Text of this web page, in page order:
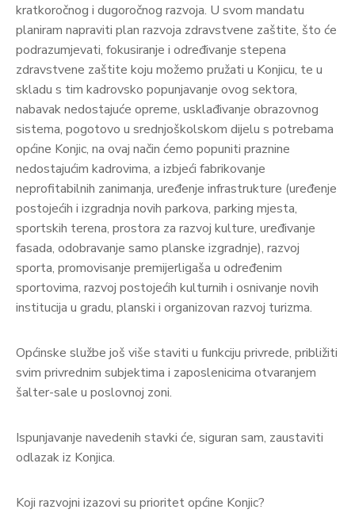
kratkoročnog i dugoročnog razvoja. U svom mandatu
planiram napraviti plan razvoja zdravstvene zaštite, što će
podrazumjevati, fokusiranje i određivanje stepena
zdravstvene zaštite koju možemo pružati u Konjicu, te u
skladu s tim kadrovsko popunjavanje ovog sektora,
nabavak nedostajuće opreme, usklađivanje obrazovnog
sistema, pogotovo u srednjoškolskom dijelu s potrebama
općine Konjic, na ovaj način ćemo popuniti praznine
nedostajućim kadrovima, a izbjeći fabrikovanje
neprofitabilnih zanimanja, uređenje infrastrukture (uređenje
postojećih i izgradnja novih parkova, parking mjesta,
sportskih terena, prostora za razvoj kulture, uređivanje
fasada, odobravanje samo planske izgradnje), razvoj
sporta, promovisanje premijerligaša u određenim
sportovima, razvoj postojećih kulturnih i osnivanje novih
institucija u gradu, planski i organizovan razvoj turizma.
Općinske službe još više staviti u funkciju privrede, približiti
svim privrednim subjektima i zaposlenicima otvaranjem
šalter-sale u poslovnoj zoni.
Ispunjavanje navedenih stavki će, siguran sam, zaustaviti
odlazak iz Konjica.
Koji razvojni izazovi su prioritet općine Konjic?